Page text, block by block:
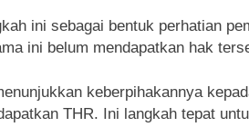
ini sebagai bentuk perhatian
ini belum mendapatkan hak
keberpihakannya
THR. Ini langkah tepat